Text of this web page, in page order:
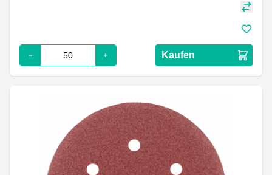
Kaufen